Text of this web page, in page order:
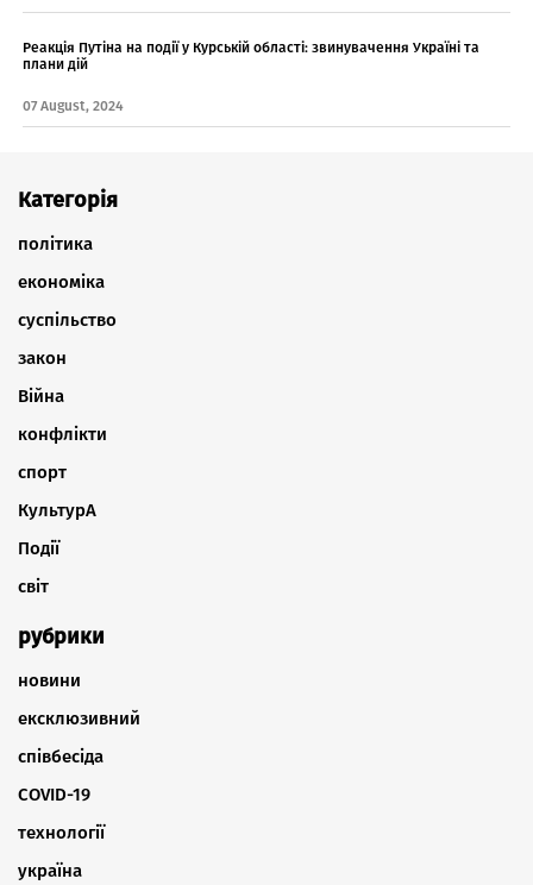
Реакція Путіна на події у Курській області: звинувачення Україні та
плани дій
07 August, 2024
Категорія
політика
економіка
суспільство
закон
Війна
конфлікти
спорт
КультурА
Події
світ
рубрики
новини
ексклюзивний
співбесіда
COVID-19
технології
україна